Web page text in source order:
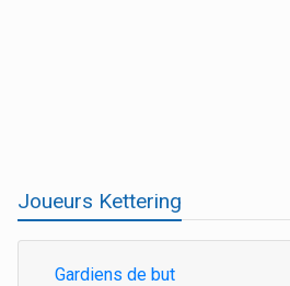
Joueurs Kettering
Gardiens de but